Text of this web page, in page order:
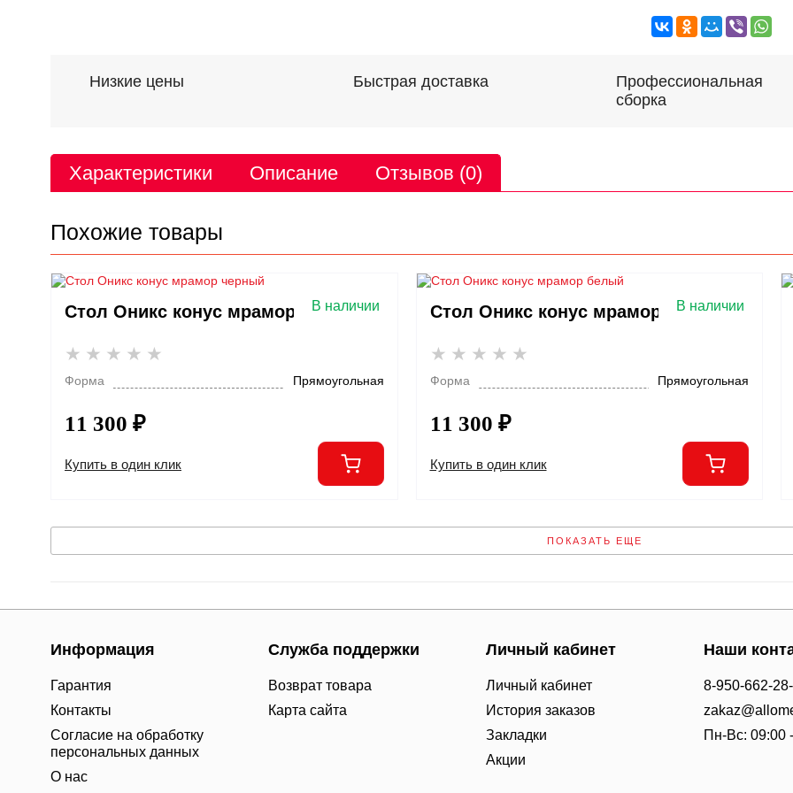
Низкие цены Быстрая доставка
Профессиональная
сборка
Характеристики Описание Отзывов (0)
Похожие товары
В наличии
Стол Оникс конус мрамор черный
Форма Прямоугольная
11 300 ₽
Купить в один клик
В наличии
Стол Оникс конус мрамор белый
Форма Прямоугольная
11 300 ₽
Купить в один клик
ПОКАЗАТЬ ЕЩЕ
Информация
Гарантия
Контакты
Согласие на обработку
персональных данных
О нас
Служба поддержки
Возврат товара
Карта сайта
Личный кабинет
Личный кабинет
История заказов
Закладки
Акции
Наши
8-950-662-
Пн-Вс: 09:00